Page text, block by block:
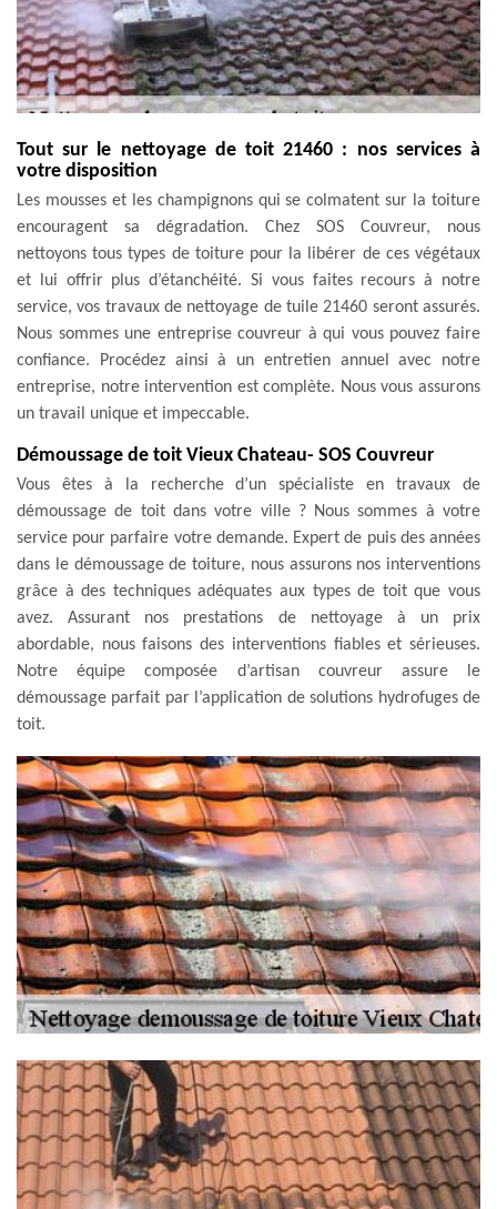
Tout sur le nettoyage de toit 21460 : nos services à
votre disposition
Les mousses et les champignons qui se colmatent sur la toiture
encouragent sa dégradation. Chez SOS Couvreur, nous
nettoyons tous types de toiture pour la libérer de ces végétaux
et lui offrir plus d’étanchéité. Si vous faites recours à notre
service, vos travaux de nettoyage de tuile 21460 seront assurés.
Nous sommes une entreprise couvreur à qui vous pouvez faire
confiance. Procédez ainsi à un entretien annuel avec notre
entreprise, notre intervention est complète. Nous vous assurons
un travail unique et impeccable.
Démoussage de toit Vieux Chateau- SOS Couvreur
Vous êtes à la recherche d’un spécialiste en travaux de
démoussage de toit dans votre ville ? Nous sommes à votre
service pour parfaire votre demande. Expert de puis des années
dans le démoussage de toiture, nous assurons nos interventions
grâce à des techniques adéquates aux types de toit que vous
avez. Assurant nos prestations de nettoyage à un prix
abordable, nous faisons des interventions fiables et sérieuses.
Notre équipe composée d’artisan couvreur assure le
démoussage parfait par l’application de solutions hydrofuges de
toit.